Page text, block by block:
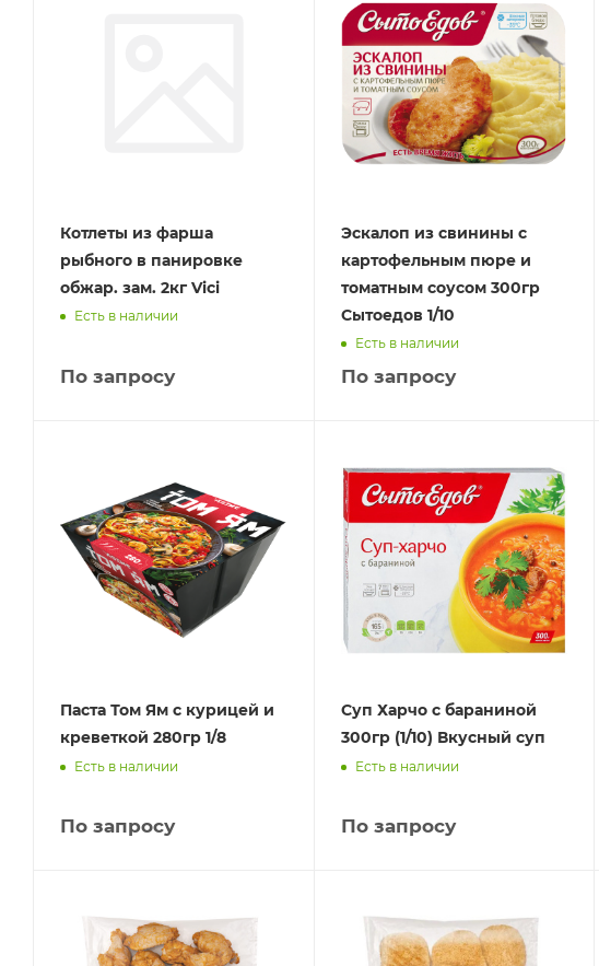
Котлеты из фарша
рыбного в панировке
обжар. зам. 2кг Vici
Есть в наличии
По запросу
Эскалоп из свинины с
картофельным пюре и
томатным соусом 300гр
Сытоедов 1/10
Есть в наличии
По запросу
Паста Том Ям с курицей и
креветкой 280гр 1/8
Есть в наличии
По запросу
Суп Харчо с бараниной
300гр (1/10) Вкусный суп
Есть в наличии
По запросу